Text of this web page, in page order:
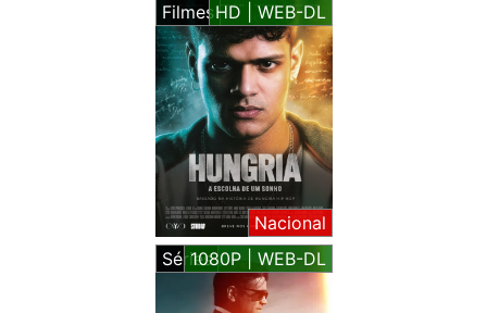
FilmesHD | WEB-DL
Nacional
Séries1080P | WEB-DL